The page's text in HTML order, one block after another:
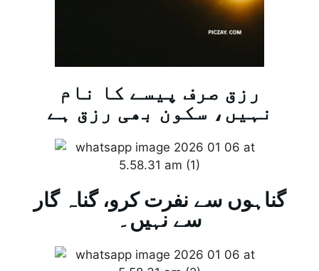
رزق صرف پیسے کا نام
نہیں، سکون بھی رزق ہے
گناہوں سے نفرت کرو، گناہ گار
سے نہیں۔